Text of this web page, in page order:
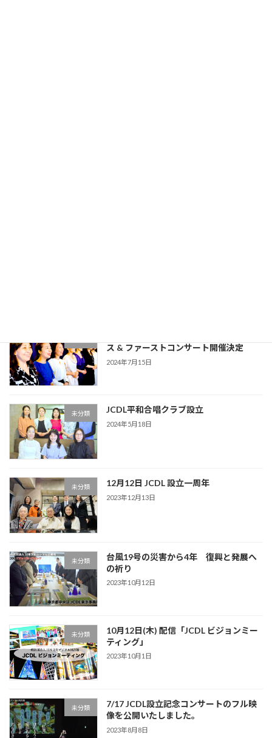
ス & ファーストコンサート開催決定
2024年7月15日
未分類 JCDL平和合唱クラブ設立
2024年5月18日
未分類 12月12日 JCDL 設立一周年
2023年12月13日
未分類
台風19号の災害から4年 復興と発展へ
の祈り
2023年10月12日
未分類
10月12日(木) 配信「JCDL ビジョンミー
ティング」
2023年10月1日
未分類
7/17 JCDL設立記念コンサートのフル映
像を公開いたしました。
2023年8月8日